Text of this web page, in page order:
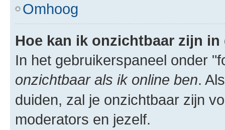
Omhoog
Hoe kan ik onzichtbaar zijn
In het gebruikerspaneel onder
onzichtbaar als ik online ben.
duiden, zal je onzichtbaar zijn
moderators en jezelf.